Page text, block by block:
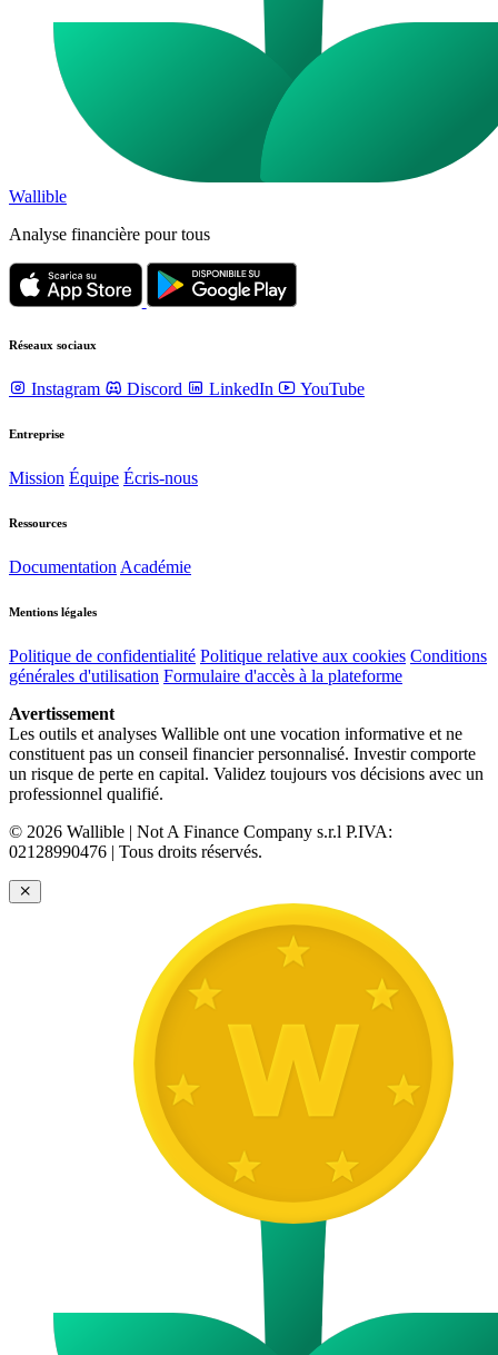
Wallible
Analyse financière pour tous
Réseaux sociaux
Instagram Discord LinkedIn YouTube
Entreprise
Mission Équipe Écris-nous
Ressources
Documentation Académie
Mentions légales
Politique de confidentialité Politique relative aux cookies Conditions
générales d'utilisation Formulaire d'accès à la plateforme
Avertissement
Les outils et analyses Wallible ont une vocation informative et ne
constituent pas un conseil financier personnalisé. Investir comporte
un risque de perte en capital. Validez toujours vos décisions avec un
professionnel qualifié.
© 2026 Wallible | Not A Finance Company s.r.l P.IVA:
02128990476 | Tous droits réservés.